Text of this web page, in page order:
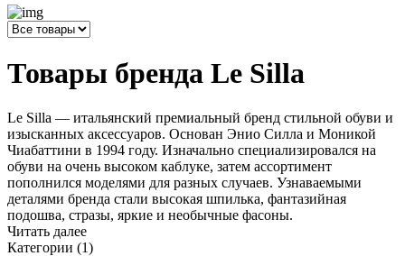
Товары бренда Le Silla
Le Silla — итальянский премиальный бренд стильной обуви и
изысканных аксессуаров. Основан Энио Силла и Моникой
Чиабаттини в 1994 году. Изначально специализировался на
обуви на очень высоком каблуке, затем ассортимент
пополнился моделями для разных случаев. Узнаваемыми
деталями бренда стали высокая шпилька, фантазийная
подошва, стразы, яркие и необычные фасоны.
Читать далее
Категории (1)